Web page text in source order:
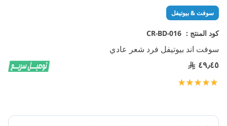
سوفت & بيوتيفل
كود المنتج : CR-BD-016
سوفت اند بيوتيفل فرد شعر عادي
٤٩٫٤٥
تقييم:
تخطي
إلى
بداية
معرض
الصور